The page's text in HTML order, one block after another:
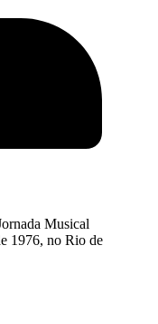
Musical
1976, no Rio de